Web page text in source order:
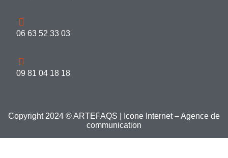
06 63 52 33 03
09 81 04 18 18
Copyright 2024 © ARTEFAQS |
Icone Internet – Agence de
communication